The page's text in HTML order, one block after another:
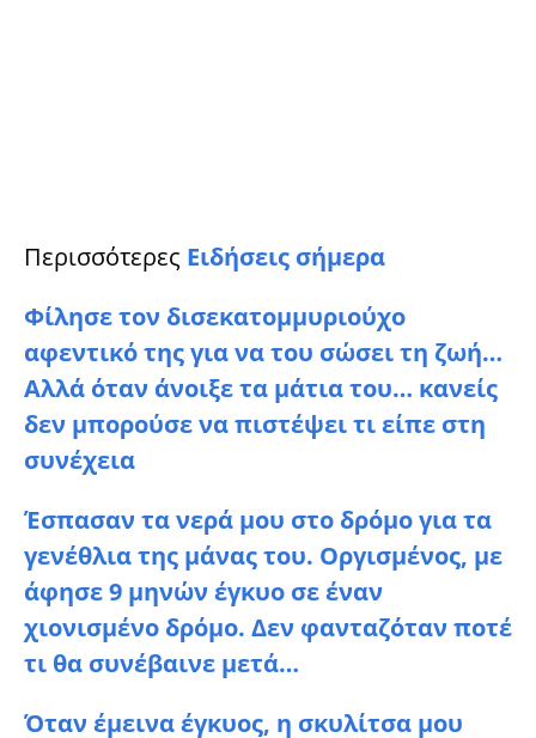
Περισσότερες Ειδήσεις σήμερα
Φίλησε τον δισεκατομμυριούχο
αφεντικό της για να του σώσει τη ζωή…
Αλλά όταν άνοιξε τα μάτια του… κανείς
δεν μπορούσε να πιστέψει τι είπε στη
συνέχεια
Έσπασαν τα νερά μου στο δρόμο για τα
γενέθλια της μάνας του. Οργισμένος, με
άφησε 9 μηνών έγκυο σε έναν
χιονισμένο δρόμο. Δεν φανταζόταν ποτέ
τι θα συνέβαινε μετά…
Όταν έμεινα έγκυος, η σκυλίτσα μου